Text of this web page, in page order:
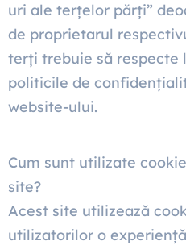
uri ale terțelor părți”
de proprietarul
terți trebuie să respecte
politicile de
website-ului.
Cum sunt utilizate
site?
Acest site utilizează
utilizatorilor o